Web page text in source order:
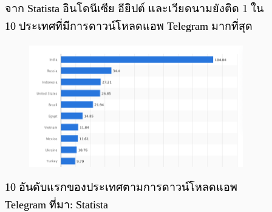
จาก Statista อินโดนีเซีย อียิปต์ และเวียดนามยังติด 1 ใน
10 ประเทศที่มีการดาวน์โหลดแอพ Telegram มากที่สุด
10 อันดับแรกของประเทศตามการดาวน์โหลดแอพ
Telegram ที่มา: Statista